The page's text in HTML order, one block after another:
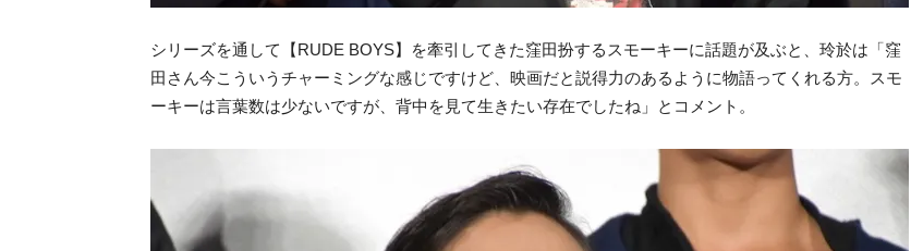
シリーズを通して【RUDE BOYS】を牽引してきた窪田扮するスモーキーに話題が及ぶと、玲於は「窪
田さん今こういうチャーミングな感じですけど、映画だと説得力のあるように物語ってくれる方。スモ
ーキーは言葉数は少ないですが、背中を見て生きたい存在でしたね」とコメント。